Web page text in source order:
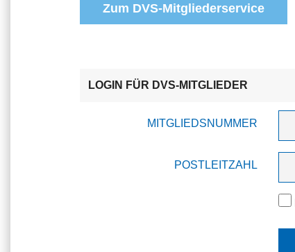
Zum DVS-Mitgliederservice
LOGIN FÜR DVS-MITGLIEDER
MITGLIEDSNUMMER
POSTLEITZAHL